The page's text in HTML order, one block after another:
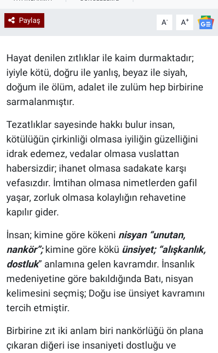
Paylaş A- A+
Hayat denilen zıtlıklar ile kaim durmaktadır;
iyiyle kötü, doğru ile yanlış, beyaz ile siyah,
doğum ile ölüm, adalet ile zulüm hep birbirine
sarmalanmıştır.
Tezatlıklar sayesinde hakkı bulur insan,
kötülüğün çirkinliği olmasa iyiliğin güzelliğini
idrak edemez, vedalar olmasa vuslattan
habersizdir; ihanet olmasa sadakate karşı
vefasızdır. İmtihan olmasa nimetlerden gafil
yaşar, zorluk olmasa kolaylığın rehavetine
kapılır gider.
İnsan; kimine göre kökeni nisyan “unutan,
nankör”;kimine göre kökü ünsiyet; “alışkanlık,
dostluk” anlamına gelen kavramdır. İnsanlık
medeniyetine göre bakıldığında Batı, nisyan
kelimesini seçmiş; Doğu ise ünsiyet kavramını
tercih etmiştir.
Birbirine zıt iki anlam biri nankörlüğü ön plana
çıkaran diğeri ise insaniyeti dostluğu ve
Kadın & Aile
Sağlık
Siyaset
Yazarlar
Astroloji-Rüya